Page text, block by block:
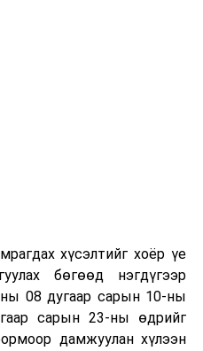
сайдын мэдээлэл: Зам
байгаа бүтээн
явцын талаар.
хүсэлтийг хоёр үе
бөгөөд нэгдүгээр
08 дугаар сарын 10-ны
сарын 23-ны өдрийг
дамжуулан хүлээн